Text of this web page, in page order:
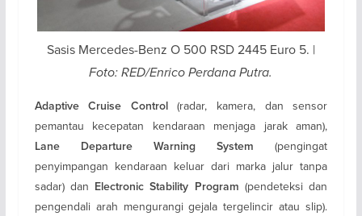
Sasis Mercedes-Benz O 500 RSD 2445 Euro 5. |
Foto: RED/Enrico Perdana Putra.
Adaptive Cruise Control(radar, kamera, dan sensor
pemantau kecepatan kendaraan menjaga jarak aman),
Lane Departure Warning System
(pengingat
penyimpangan kendaraan keluar dari marka jalur tanpa
sadar) dan Electronic Stability Program (pendeteksi dan
pengendali arah mengurangi gejala tergelincir atau slip).